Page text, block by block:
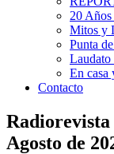
20
Mitos y
Punta
Laudato
En casa
Contacto
Radiorevista
Agosto de